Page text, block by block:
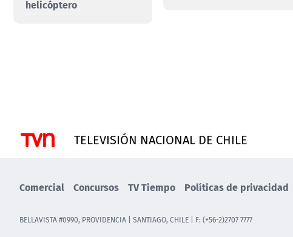
helicóptero
TELEVISIÓN NACIONAL DE CHILE
Comercial Concursos TV Tiempo Políticas de privacidad
BELLAVISTA #0990, PROVIDENCIA | SANTIAGO, CHILE | F: (+56-2)2707 7777